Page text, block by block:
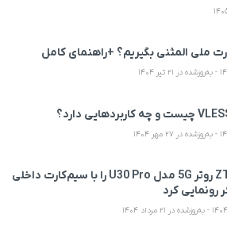
ملی المثنی بگیریم؟ +راهنمای کامل
شرکت ZTE روتر 5G مدل U30 Pro را با سیم‌کارت داخلی
رونمایی کرد